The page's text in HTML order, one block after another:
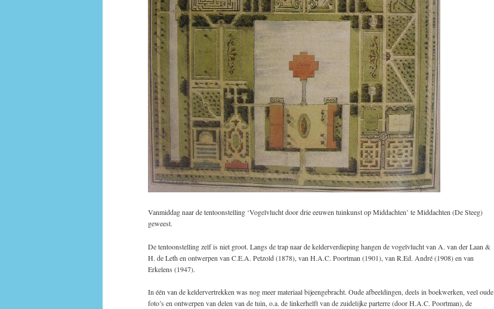
Vanmiddag naar de tentoonstelling ‘Vogelvlucht door drie eeuwen tuinkunst op Middachten’ te Middachten (De Steeg)
geweest.
De tentoonstelling zelf is niet groot. Langs de trap naar de kelderverdieping hangen de vogelvlucht van A. van der Laan &
H. de Leth en ontwerpen van C.E.A. Petzold (1878), van H.A.C. Poortman (1901), van R.Ed. André (1908) en van
Erkelens (1947).
In één van de keldervertrekken was nog meer materiaal bijeengebracht. Oude afbeeldingen, deels in boekwerken, veel oude
foto’s en ontwerpen van delen van de tuin, o.a. de linkerhelft van de zuidelijke parterre (door H.A.C. Poortman), de